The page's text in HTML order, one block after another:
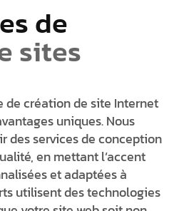
de
sites
de création de site Internet
uniques. Nous
des services de conception
en mettant l’accent
et adaptées à
utilisent des technologies